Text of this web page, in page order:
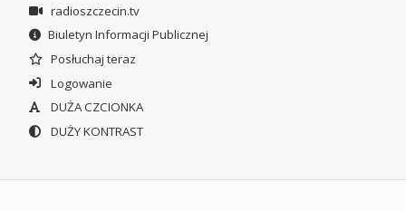
radioszczecin.tv
Biuletyn Informacji Publicznej
Posłuchaj teraz
Logowanie
DUŻA CZCIONKA
DUŻY KONTRAST